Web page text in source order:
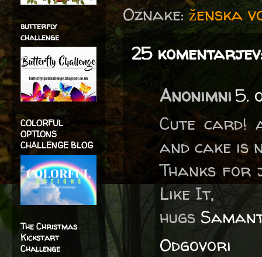
Oznake:ženska
25
Anonimni5.
Cute card!
and cake is
Thanks for
Like It,
hugs
Odgovori
butterfly
challenge
COLORFUL
OPTIONS
CHALLENGE BLOG
The Christmas
Kickstart
Challenge